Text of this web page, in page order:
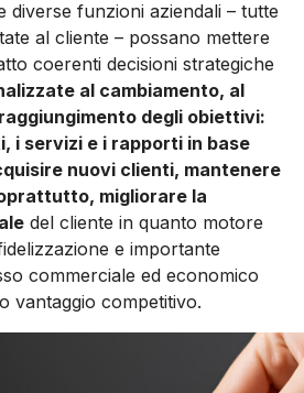
diverse funzioni aziendali – tutte
al cliente – possano mettere
coerenti decisioni strategiche
al cambiamento, al
degli obiettivi:
i servizi e i rapporti in base
nuovi clienti, mantenere
migliorare la
del cliente in quanto motore
e importante
commerciale ed economico
vantaggio competitivo.